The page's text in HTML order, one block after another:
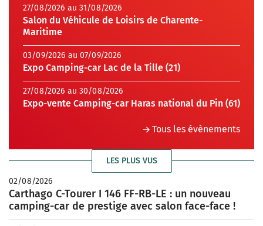
27/08/2026 au 31/08/2026
Salon du Véhicule de Loisirs de Charente-
Maritime
03/09/2026 au 07/09/2026
Expo Camping-car Lac de la Tille (21)
27/08/2026 au 30/08/2026
Expo-vente Camping-car Haras national du Pin (61)
Tous les évènements
LES PLUS VUS
02/08/2026
Carthago C-Tourer I 146 FF-RB-LE : un nouveau
camping-car de prestige avec salon face-face !